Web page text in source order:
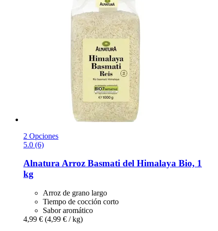
2 Opciones
5.0 (6)
AlnaturaArroz Basmati del Himalaya Bio, 1
kg
Arroz de grano largo
Tiempo de cocción corto
Sabor aromático
4,99 € (4,99 € / kg)